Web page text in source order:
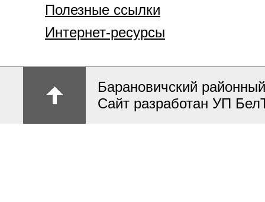
Полезные ссылки
Интернет-ресурсы
Барановичский
Сайт разработан УП